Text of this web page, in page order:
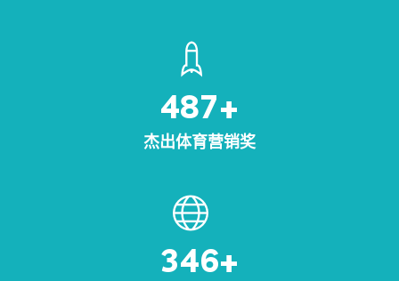
487+
杰出体育营销奖
346+